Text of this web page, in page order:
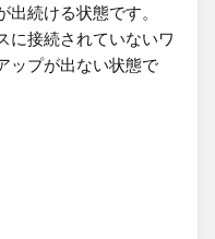
続ける状態です。
に接続されていないワ
ップが出ない状態で
側の問題の可能性が